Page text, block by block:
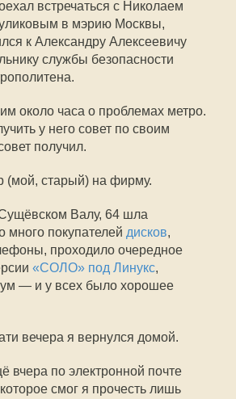
встречаться с Николаем
в мэрию Москвы,
к Александру Алексеевичу
службы безопасности
около часа о проблемах метро.
у него совет по своим
получил.
(мой, старый) на фирму.
Валу, 64 шла
покупателей дисков,
проходило очередное
«СОЛО» под Линукс,
— и у всех было хорошее
вечера я вернулся домой.
вчера по электронной почте
смог я прочесть лишь